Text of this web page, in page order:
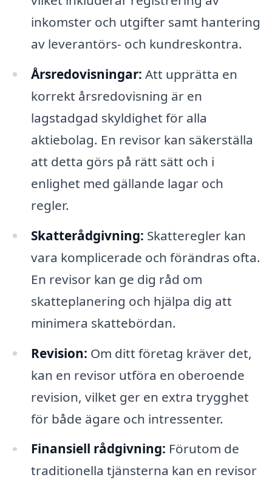
inkomster och utgifter samt hantering
av leverantörs- och kundreskontra.
Årsredovisningar: Att upprätta en
korrekt årsredovisning är en
lagstadgad skyldighet för alla
aktiebolag. En revisor kan säkerställa
att detta görs på rätt sätt och i
enlighet med gällande lagar och
regler.
Skatterådgivning: Skatteregler kan
vara komplicerade och förändras ofta.
En revisor kan ge dig råd om
skatteplanering och hjälpa dig att
minimera skattebördan.
Revision: Om ditt företag kräver det,
kan en revisor utföra en oberoende
revision, vilket ger en extra trygghet
för både ägare och intressenter.
Finansiell rådgivning: Förutom de
traditionella tjänsterna kan en revisor